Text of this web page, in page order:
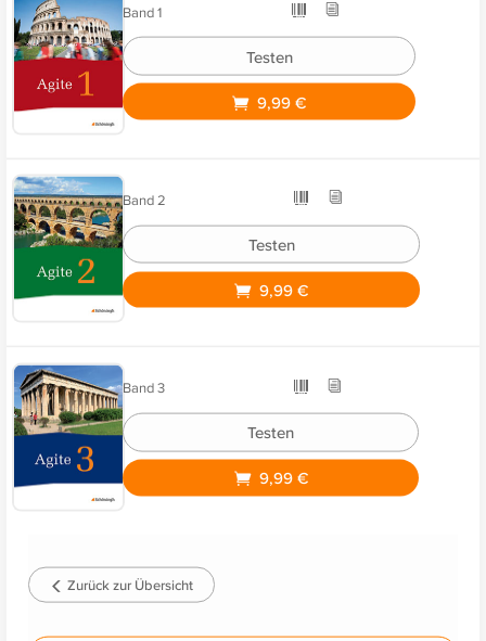
Band 1
Testen
9,99 €
Band 2
Testen
9,99 €
Band 3
Testen
9,99 €
Zurück zur Übersicht